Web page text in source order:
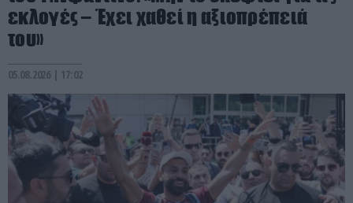
εκλογές – Έχει χαθεί η αξιοπρέπειά
του»
05.08.2026 | 17:02